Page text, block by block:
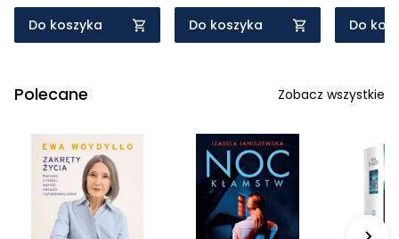
Do koszyka Do koszyka Do
Polecane Zobacz wszystkie